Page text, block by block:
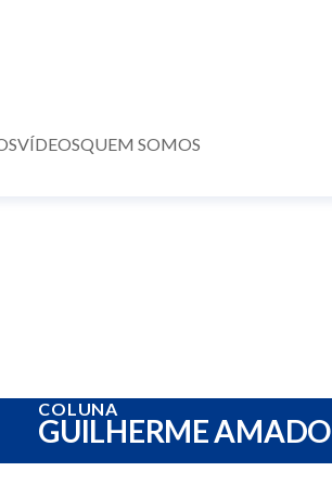
VÍDEOSQUEM SOMOS
COLUNA
GUILHERME AMADO